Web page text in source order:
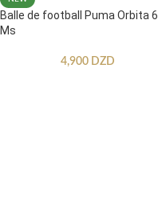
Balle de football Puma Orbita 6
Ms
4,900 DZD